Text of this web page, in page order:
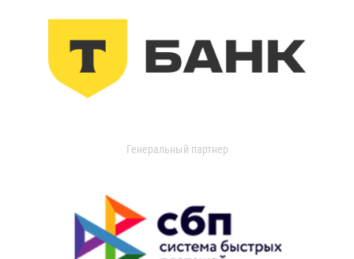
Генеральный партнер